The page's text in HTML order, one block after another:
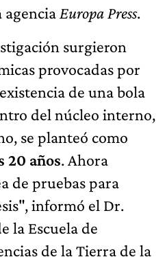
Europa Press.
surgieron
provocadas por
de una bola
del núcleo interno,
se planteó como
20 años. Ahora
de pruebas para
informó el Dr.
la Escuela de
de la Tierra de la